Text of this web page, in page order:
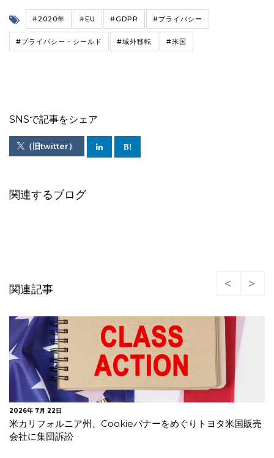
#2020年 #EU #GDPR #プライバシー
#プライバシー・シールド #域外移転 #米国
SNSで記事をシェア
（旧twitter）
関連するブログ
関連記事
2025年 9月 30日
米国 アプリ利用履歴等の不正な収集でGoogleに賠償命令